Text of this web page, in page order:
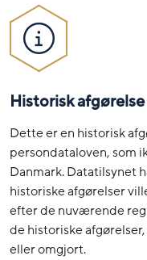
Historisk afgørelse
Dette er en historisk
persondataloven, som
Danmark. Datatilsynet
historiske afgørelser
efter de nuværende
de historiske
eller omgjort.